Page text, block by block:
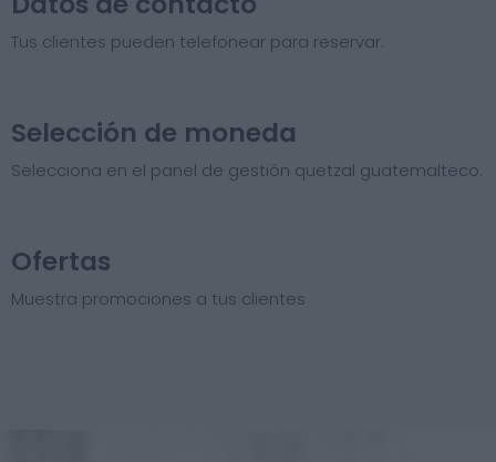
Tus clientes pueden telefonear para reservar.
Selección de moneda
Selecciona en el panel de gestión quetzal guatemalteco.
Ofertas
Muestra promociones a tus clientes